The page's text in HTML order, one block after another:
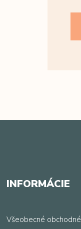
INFORMÁCIE
Všeobecné obchodné